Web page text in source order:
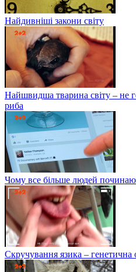
Найдивніші закони світу
Найшвидша тварина світу – не
риба
Чому все більше людей
Скручування язика – генетична